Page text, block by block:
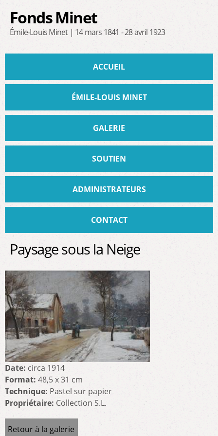
contenu
principal
Fonds Minet
Émile-Louis Minet | 14 mars 1841 - 28 avril 1923
ACCUEIL
ÉMILE-LOUIS MINET
GALERIE
SOUTIEN
ADMINISTRATEURS
CONTACT
Paysage sous la Neige
Date: circa 1914
Format: 48,5 x 31 cm
Technique: Pastel sur papier
Propriétaire: Collection S.L.
Retour à la galerie